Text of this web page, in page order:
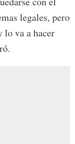
legales, pero
lo va a hacer